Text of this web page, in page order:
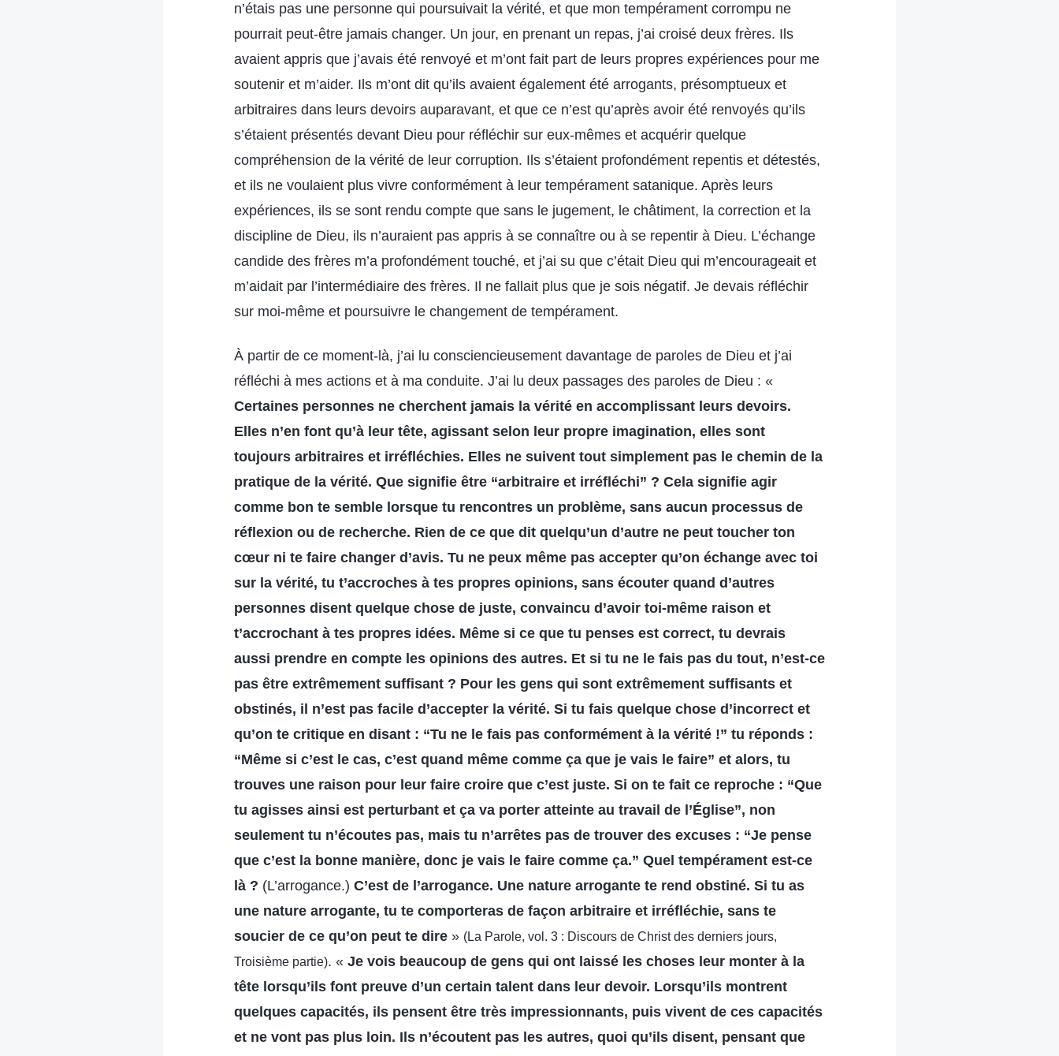
n’étais pas une personne qui poursuivait la vérité, et que mon tempérament corrompu ne
pourrait peut-être jamais changer. Un jour, en prenant un repas, j’ai croisé deux frères. Ils
avaient appris que j’avais été renvoyé et m’ont fait part de leurs propres expériences pour me
soutenir et m’aider. Ils m’ont dit qu’ils avaient également été arrogants, présomptueux et
arbitraires dans leurs devoirs auparavant, et que ce n’est qu’après avoir été renvoyés qu’ils
s’étaient présentés devant Dieu pour réfléchir sur eux-mêmes et acquérir quelque
compréhension de la vérité de leur corruption. Ils s’étaient profondément repentis et détestés,
et ils ne voulaient plus vivre conformément à leur tempérament satanique. Après leurs
expériences, ils se sont rendu compte que sans le jugement, le châtiment, la correction et la
discipline de Dieu, ils n’auraient pas appris à se connaître ou à se repentir à Dieu. L’échange
candide des frères m’a profondément touché, et j’ai su que c’était Dieu qui m’encourageait et
m’aidait par l’intermédiaire des frères. Il ne fallait plus que je sois négatif. Je devais réfléchir
sur moi-même et poursuivre le changement de tempérament.
À partir de ce moment-là, j’ai lu consciencieusement davantage de paroles de Dieu et j’ai
réfléchi à mes actions et à ma conduite. J’ai lu deux passages des paroles de Dieu : «
Certaines personnes ne cherchent jamais la vérité en accomplissant leurs devoirs.
Elles n’en font qu’à leur tête, agissant selon leur propre imagination, elles sont
toujours arbitraires et irréfléchies. Elles ne suivent tout simplement pas le chemin de la
pratique de la vérité. Que signifie être “arbitraire et irréfléchi” ? Cela signifie agir
comme bon te semble lorsque tu rencontres un problème, sans aucun processus de
réflexion ou de recherche. Rien de ce que dit quelqu’un d’autre ne peut toucher ton
cœur ni te faire changer d’avis. Tu ne peux même pas accepter qu’on échange avec toi
sur la vérité, tu t’accroches à tes propres opinions, sans écouter quand d’autres
personnes disent quelque chose de juste, convaincu d’avoir toi-même raison et
t’accrochant à tes propres idées. Même si ce que tu penses est correct, tu devrais
aussi prendre en compte les opinions des autres. Et si tu ne le fais pas du tout, n’est-ce
pas être extrêmement suffisant ? Pour les gens qui sont extrêmement suffisants et
obstinés, il n’est pas facile d’accepter la vérité. Si tu fais quelque chose d’incorrect et
qu’on te critique en disant : “Tu ne le fais pas conformément à la vérité !” tu réponds :
“Même si c’est le cas, c’est quand même comme ça que je vais le faire” et alors, tu
trouves une raison pour leur faire croire que c’est juste. Si on te fait ce reproche : “Que
tu agisses ainsi est perturbant et ça va porter atteinte au travail de l’Église”, non
seulement tu n’écoutes pas, mais tu n’arrêtes pas de trouver des excuses : “Je pense
que c’est la bonne manière, donc je vais le faire comme ça.” Quel tempérament est-ce
là ? (L’arrogance.) C’est de l’arrogance. Une nature arrogante te rend obstiné. Si tu as
une nature arrogante, tu te comporteras de façon arbitraire et irréfléchie, sans te
soucier de ce qu’on peut te dire » (La Parole, vol. 3 : Discours de Christ des derniers jours,
Troisième partie). « Je vois beaucoup de gens qui ont laissé les choses leur monter à la
tête lorsqu’ils font preuve d’un certain talent dans leur devoir. Lorsqu’ils montrent
quelques capacités, ils pensent être très impressionnants, puis vivent de ces capacités
et ne vont pas plus loin. Ils n’écoutent pas les autres, quoi qu’ils disent, pensant que